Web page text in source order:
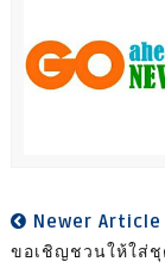
Newer Article
ขอเชิญชวนให้ใส่ชุ